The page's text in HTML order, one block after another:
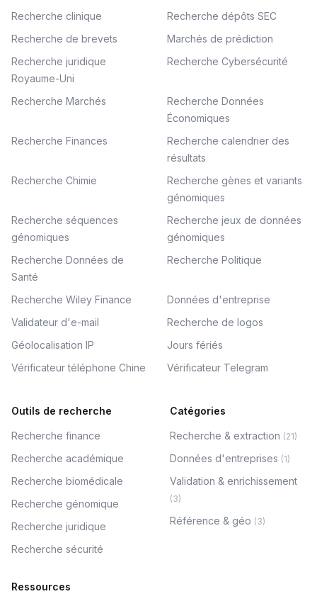
Recherche clinique
Recherche dépôts SEC
Recherche de brevets
Marchés de prédiction
Recherche juridique
Royaume-Uni
Recherche Cybersécurité
Recherche Marchés
Recherche Données
Économiques
Recherche Finances
Recherche calendrier des
résultats
Recherche Chimie
Recherche gènes et variants
génomiques
Recherche séquences
génomiques
Recherche jeux de données
génomiques
Recherche Données de
Santé
Recherche Politique
Recherche Wiley Finance
Données d'entreprise
Validateur d'e-mail
Recherche de logos
Géolocalisation IP
Jours fériés
Vérificateur téléphone Chine
Vérificateur Telegram
Outils de recherche
Recherche finance
Recherche académique
Recherche biomédicale
Recherche génomique
Recherche juridique
Recherche sécurité
Catégories
Recherche & extraction (21)
Données d'entreprises (1)
Validation & enrichissement
(3)
Référence & géo (3)
Ressources